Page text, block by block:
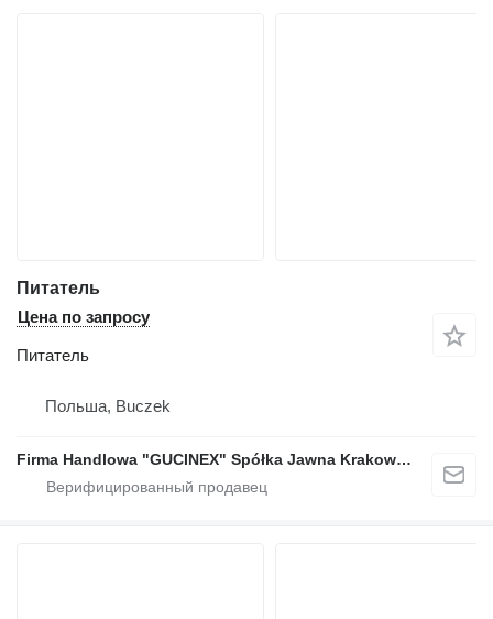
Питатель
Цена по запросу
Питатель
Польша, Buczek
Firma Handlowa "GUCINEX" Spółka Jawna Krakowski Poraniewski